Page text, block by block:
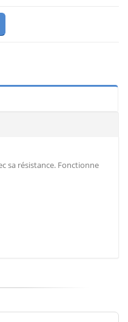
sa résistance. Fonctionne